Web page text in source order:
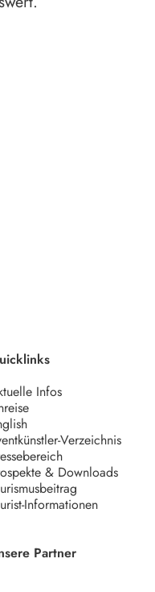
Infos
Verzeichnis
& Downloads
Informationen
Partner